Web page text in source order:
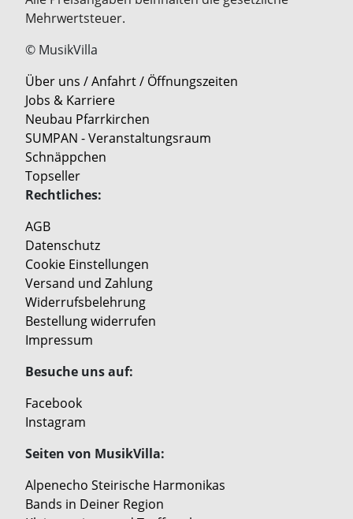
Mehrwertsteuer.
© MusikVilla
Über uns / Anfahrt / Öffnungszeiten
Jobs & Karriere
Neubau Pfarrkirchen
SUMPAN - Veranstaltungsraum
Schnäppchen
Topseller
Rechtliches:
AGB
Datenschutz
Cookie Einstellungen
Versand und Zahlung
Widerrufsbelehrung
Bestellung widerrufen
Impressum
Besuche uns auf:
Facebook
Instagram
Seiten von MusikVilla:
Alpenecho Steirische Harmonikas
Bands in Deiner Region